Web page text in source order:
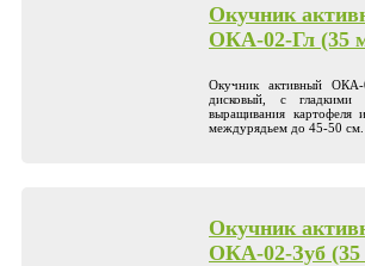
Окучник
ОКА-02-Гл (35
Окучник активный ОКА-
дисковый, с гладкими
выращивания
междурядьем до 45-50 см.
Окучник
ОКА-02-Зуб